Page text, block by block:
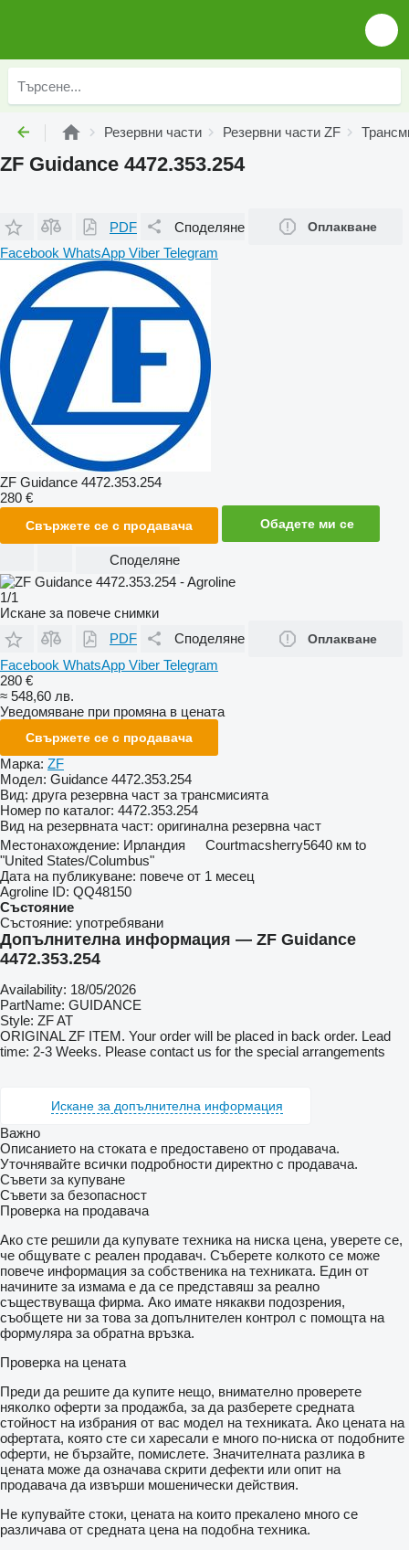
Резервни части Резервни части ZF
ZF Guidance 4472.353.254
PDF Споделяне Оплакване
Facebook WhatsApp Viber Telegram
ZF Guidance 4472.353.254
280 €
Свържете се с продавача Обадете ми се
Споделяне
1/1
Искане за повече снимки
PDF
Споделяне Оплакване
Facebook WhatsApp Viber Telegram
280 €
≈ 548,60 лв.
Уведомяване при промяна в цената
Свържете се с продавача
Марка: ZF
Модел: Guidance 4472.353.254
Вид: друга резервна част за трансмисията
Номер по каталог: 4472.353.254
Вид на резервната част: оригинална резервна част
Местонахождение: Ирландия Courtmacsherry5640 км to
"United States/Columbus"
Дата на публикуване: повече от 1 месец
Agroline ID: QQ48150
Състояние
Състояние: употребявани
Допълнителна информация — ZF Guidance
4472.353.254
Availability: 18/05/2026
PartName: GUIDANCE
Style: ZF AT
ORIGINAL ZF ITEM. Your order will be placed in back order. Lead
time: 2-3 Weeks. Please contact us for the special arrangements
Искане за допълнителна информация
Важно
Описанието на стоката е предоставено от продавача.
Уточнявайте всички подробности директно с продавача.
Съвети за купуване
Съвети за безопасност
Проверка на продавача
Ако сте решили да купувате техника на ниска цена, уверете се,
че общувате с реален продавач. Съберете колкото се може
повече информация за собственика на техниката. Един от
начините за измама е да се представяш за реално
съществуваща фирма. Ако имате някакви подозрения,
съобщете ни за това за допълнителен контрол с помощта на
формуляра за обратна връзка.
Проверка на цената
Преди да решите да купите нещо, внимателно проверете
няколко оферти за продажба, за да разберете средната
стойност на избрания от вас модел на техниката. Ако цената на
офертата, която сте си харесали е много по-ниска от подобните
оферти, не бързайте, помислете. Значителната разлика в
цената може да означава скрити дефекти или опит на
продавача да извърши мошенически действия.
Не купувайте стоки, цената на които прекалено много се
различава от средната цена на подобна техника.